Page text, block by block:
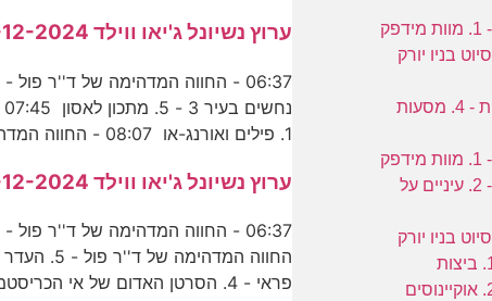
11:33 - האוקבנגו: נהר החלומות - 4. מסעות
13:02 - מליקה: מלכת האריות - 2. עיניים על
ערוץ נשיונל ג'יאו ווילד 12-12-2024
1. פילים ואורנג-או 08:07 - החווה המדהימה של ד''ר
ערוץ נשיונל ג'יאו ווילד 11-12-2024
פראי - 4. הסרטן האדום של אי הכריסטמ 07:46 -